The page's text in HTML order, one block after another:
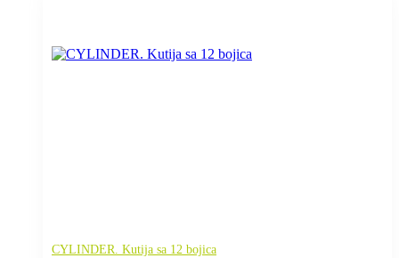
CYLINDER. Kutija sa 12 bojica